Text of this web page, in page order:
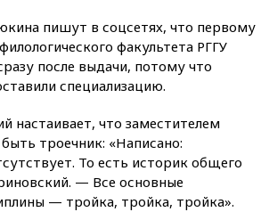
пишут в соцсетях, что первому
факультета РГГУ
после выдачи, потому что
специализацию.
настаивает, что заместителем
троечник: «Написано:
То есть историк общего
— Все основные
— тройка, тройка, тройка».